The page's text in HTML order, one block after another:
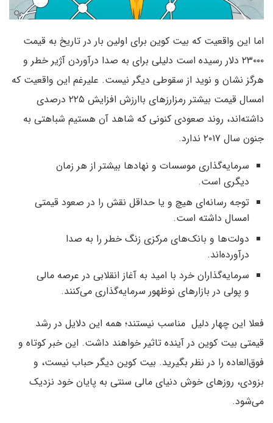
اما این واقعیت که بیت کوین برای اولین بار در تاریخ به قیمت
۲۳۰۰۰ دلار رسیده است دلیلی برای به صدا درآوردن آژیر خطر و
هرگز نشان و نوید از سقوطی دیگر نیست. علیرغم این واقعیت که
امسال قیمت بیشتر رمزارزهای باارزش افزایش ۲۲۵ درصدی
داشته‌اند، روند صعودی کنونی که شاهد آن هستیم شباهتی به
جنون سال ۲۰۱۷ ندارد.
سرمایه‌گذاری موسسات و نهادها بیشتر از هر زمان
دیگری است.
توجه رسانه‌ای هیچ و یا حداقل نقش را در صعود قیمتی
امسال داشته است.
دولت‌ها و بانک‌های مرکزی زنگ خطر را به صدا
درآورده‌اند.
سرمایه‌گذاران خرد با امید به آغاز انقلابی در عرصه مالی
و پولی در بازارهای نوظهور سرمایه‌گذاری می‌کنند.
فعلا این چهار دلیل مناسب نیستند؛ همه این دلایل در رشد
قیمتی بیت کوین در آینده تاثیر خواهند داشت. این خبر کوتاه و
فوق‌العاده را در نظر بگیرید. بیت کوین دیگر حباب نیست، و
بزودی، روزهای خوش دنیای مالی سنتی به پایان خود نزدیک
می‌شود.